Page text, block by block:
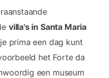
villa's in Santa Maria
prima een dag kunt
het Forte da
een museum